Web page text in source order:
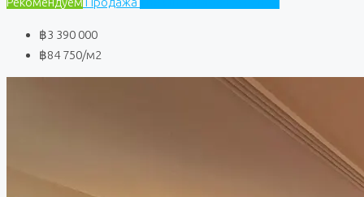
฿3 390 000
฿84 750/м2